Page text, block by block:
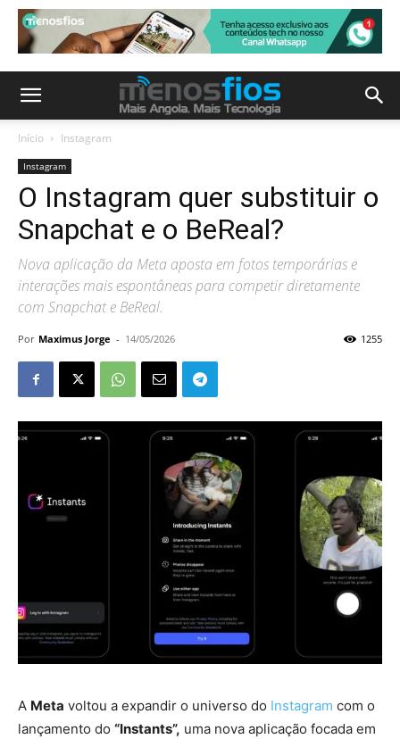
Início Instagram
Instagram
O Instagram quer substituir o
Snapchat e o BeReal?
Nova aplicação da Meta aposta em fotos temporárias e
interações mais espontâneas para competir diretamente
com Snapchat e BeReal.
Por Maximus Jorge - 14/05/2026 1255
A Meta voltou a expandir o universo do Instagram com o
lançamento do “Instants”, uma nova aplicação focada em